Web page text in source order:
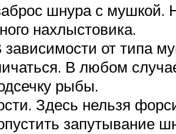
шнура с мушкой.
нахлыстовика.
от типа
В любом
рыбы.
Здесь нельзя
запутывание